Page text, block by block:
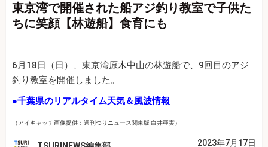
東京湾で開催された船アジ釣り教室で子供た
ちに笑顔【林遊船】食育にも
6月18日（日）、東京湾原木中山の林遊船で、9回目のアジ
釣り教室を開催しました。
●千葉県のリアルタイム天気＆風波情報
（アイキャッチ画像提供：週刊つりニュース関東版 白井亜実）
2023年7月17日